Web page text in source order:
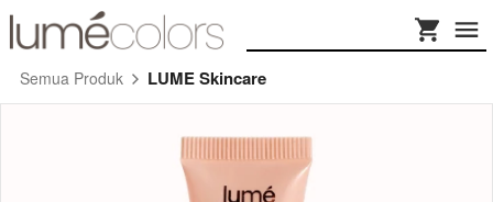
Semua Produk LUME Skincare